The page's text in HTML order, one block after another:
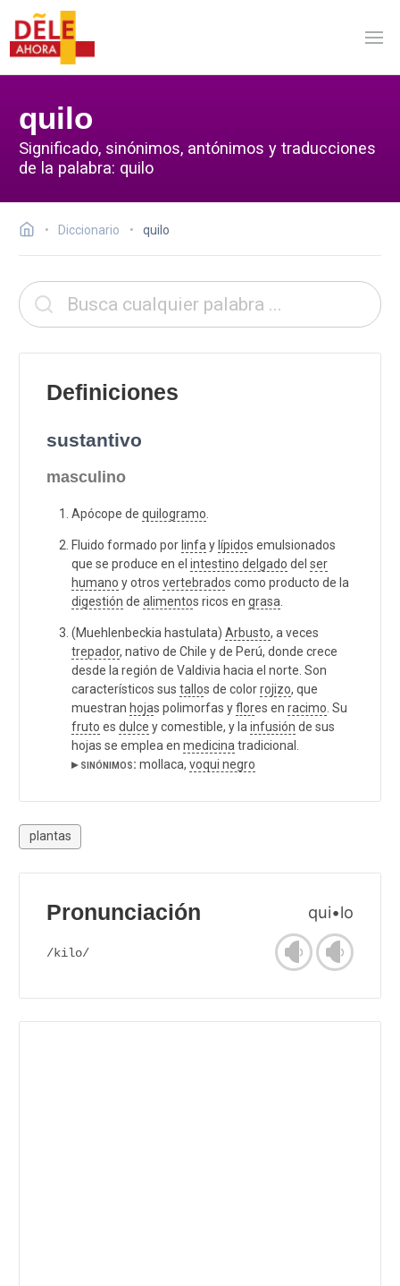
quilo
Significado, sinónimos, antónimos y traducciones
de la palabra: quilo
Diccionario quilo
Definiciones
sustantivo
masculino
Apócope de quilogramo
Fluido formado por linfa y lípidos emulsionados
que se produce en el intestino delgado del ser
humano y otros vertebrados como producto de la
digestión de alimentos ricos en grasa
(Muehlenbeckia hastulata) Arbusto, a veces
trepador, nativo de Chile y de Perú, donde crece
desde la región de Valdivia hacia el norte. Son
característicos sus tallos de colorrojizo, que
muestran hojas polimorfas yflores en racimo . Su
fruto es dulce y comestible, y la infusión de sus
hojas se emplea en medicina tradicional.
▸ sinónimos: mollaca, voqui negro
plantas
Pronunciación qui•lo
/kilo/